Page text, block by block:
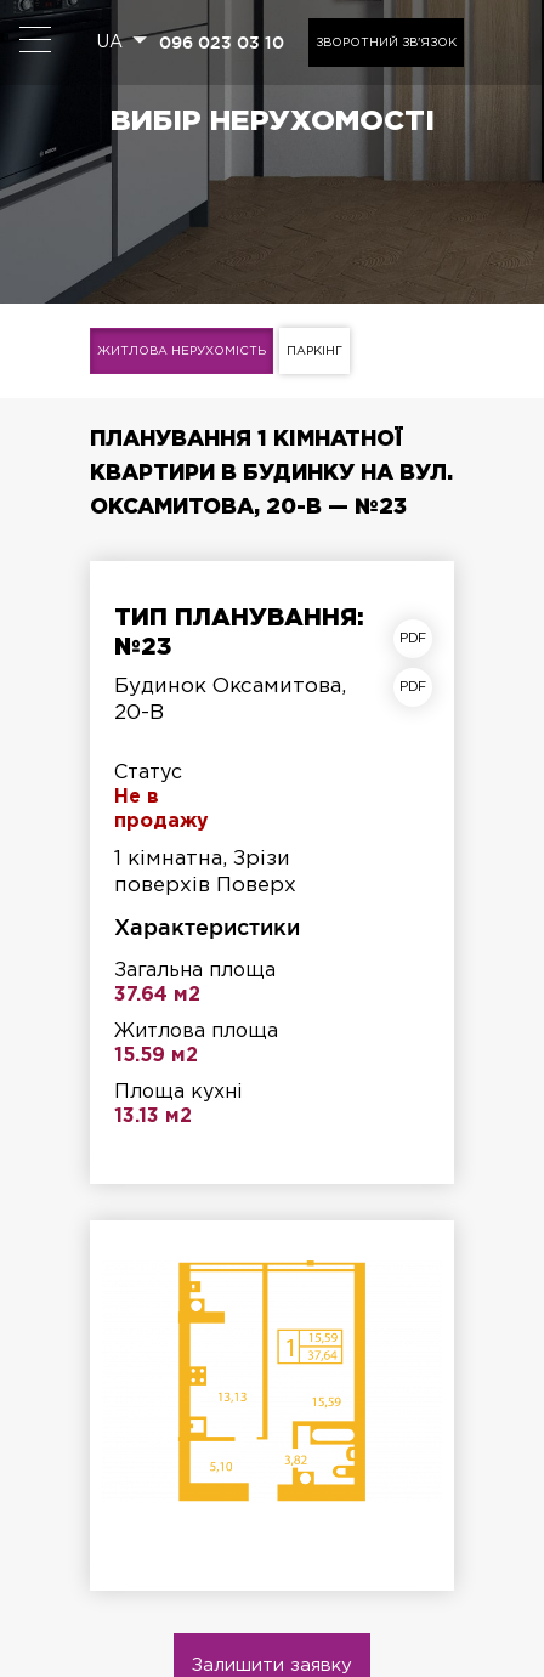
UA 096 023 03 10 ЗВОРОТНИЙ ЗВ'ЯЗОК
ВИБІР НЕРУХОМОСТІ
ЖИТЛОВА НЕРУХОМІСТЬ ПАРКІНГ
ПЛАНУВАННЯ 1 КІМНАТНОЇ
КВАРТИРИ В БУДИНКУ НА ВУЛ.
ОКСАМИТОВА, 20-В — №23
ТИП ПЛАНУВАННЯ:
№23
Будинок Оксамитова,
20-В
Статус
Не в
продажу
1 кімнатна, Зрізи
поверхів Поверх
Характеристики
Загальна площа
37.64 м2
Житлова площа
15.59 м2
Площа кухні
13.13 м2
план квартири
план поверху
Залишити заявку